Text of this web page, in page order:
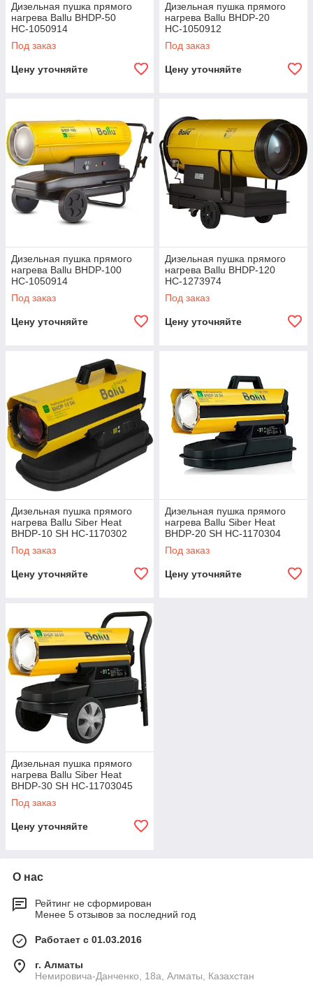
Дизельная пушка прямого
нагрева Ballu BHDP-50
НС-1050914
Под заказ
Цену уточняйте
Дизельная пушка прямого
нагрева Ballu BHDP-20
НС-1050912
Под заказ
Цену уточняйте
Дизельная пушка прямого
нагрева Ballu BHDP-100
НС-1050914
Под заказ
Цену уточняйте
Дизельная пушка прямого
нагрева Ballu BHDP-120
НС-1273974
Под заказ
Цену уточняйте
Дизельная пушка прямого
нагрева Ballu Siber Heat
BHDP-10 SH НС-1170302
Под заказ
Цену уточняйте
Дизельная пушка прямого
нагрева Ballu Siber Heat
BHDP-20 SH НС-1170304
Под заказ
Цену уточняйте
Дизельная пушка прямого
нагрева Ballu Siber Heat
BHDP-30 SH НС-11703045
Под заказ
Цену уточняйте
О нас
Рейтинг не сформирован
Менее 5 отзывов за последний год
Работает с 01.03.2016
г. Алматы
Немировича-Данченко, 18а, Алматы, Казахстан